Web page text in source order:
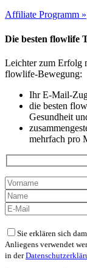
Affiliate Programm »
Die besten flowlife
Leichter zum Erfolg
flowlife-Bewegung:
Ihr E-Mail-
die besten
Gesundheit
mehrfach pro
Bitte
lasse
dieses
Sie erklären sich
Anliegens verwendet
in der